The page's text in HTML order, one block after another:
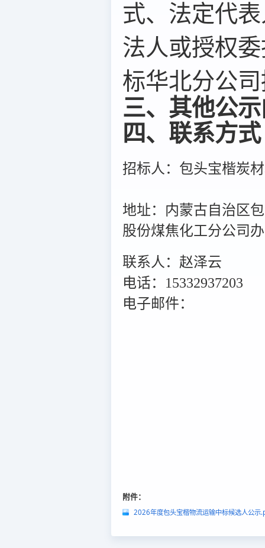
式、法定代
法人或授权
标华北分公
三、其他公
四、联系方式
招标人：包头宝楷炭
地址：内蒙古自治区
股份煤焦化工分公司
联系人：赵泽云
电话：15332937203
电子邮件：
附件：
2026年度包头宝楷物流运输中标候选人公示